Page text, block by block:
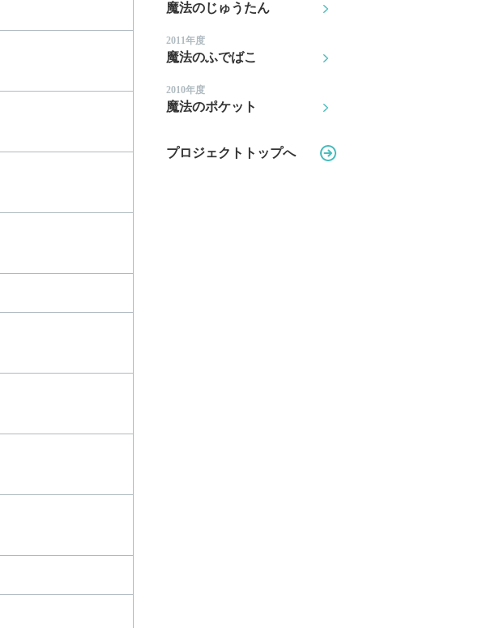
魔法のじゅうたん
2011年度
魔法のふでばこ
2010年度
魔法のポケット
プロジェクトトップへ